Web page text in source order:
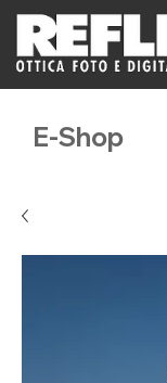
E-Shop